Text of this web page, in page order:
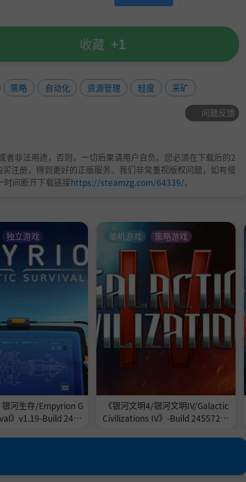
收藏 +1
策略 自动化 资源管理 轻度 采矿
问题反馈
非法用途，否则，一切后果请用户自负。您必须在下载后的2
注册，得到更好的正版服务。我们非常重视版权问题，如有侵
间断开下载链接https://steamzg.com/64339/。
银河生存/Empyrion G
》v1.19-Build 2453
独立游戏
《银河文明4/银河文明IV/Galactic
Civilizations IV》-Build 24557209
单机游戏 策略游戏